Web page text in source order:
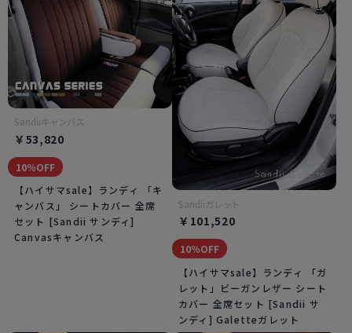
Sandiiキャンバス
￥53,820
10％OFF
【ハイサマsale】ランディ 「キ
ャンバス」 シートカバー 全席
セット [Sandii サンディ]
Canvasキャンバス
Sandiiガレット
￥101,520
10％OFF
【ハイサマsale】ランディ 「ガ
レット」ビーガンレザー シート
カバー 全席セット [Sandii サ
ンディ] Galetteガレット